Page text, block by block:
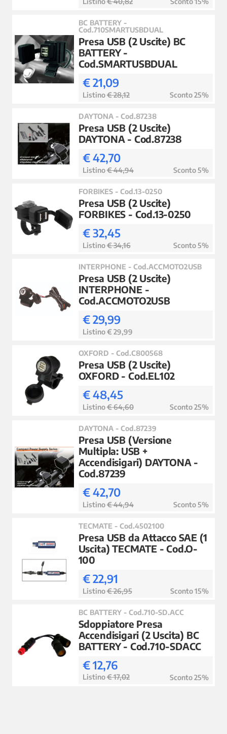
BC BATTERY -
Cod.710SMARTUSBDUAL
Presa USB (2 Uscite) BC
BATTERY -
Cod.SMARTUSBDUAL
€ 21,09
Listino€ 28,12 Sconto 25%
DAYTONA - Cod.87238
Presa USB (2 Uscite)
DAYTONA - Cod.87238
€ 42,70
Listino€ 44,94 Sconto 5%
FORBIKES - Cod.13-0250
Presa USB (2 Uscite)
FORBIKES - Cod.13-0250
€ 32,45
Listino€ 34,16 Sconto 5%
INTERPHONE - Cod.ACCMOTO2USB
Presa USB (2 Uscite)
INTERPHONE -
Cod.ACCMOTO2USB
€ 29,99
Listino € 29,99
OXFORD - Cod.C800568
Presa USB (2 Uscite)
OXFORD - Cod.EL102
€ 48,45
Listino€ 64,60 Sconto 25%
DAYTONA - Cod.87239
Presa USB (Versione
Multipla: USB +
Accendisigari) DAYTONA -
Cod.87239
€ 42,70
Listino€ 44,94 Sconto 5%
TECMATE - Cod.4502100
Presa USB da Attacco SAE (1
Uscita) TECMATE - Cod.O-
100
€ 22,91
Listino€ 26,95 Sconto 15%
BC BATTERY - Cod.710-SD.ACC
Sdoppiatore Presa
Accendisigari (2 Uscita) BC
BATTERY - Cod.710-SDACC
€ 12,76
Listino€ 17,02 Sconto 25%